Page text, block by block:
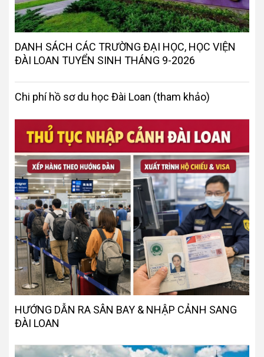
DANH SÁCH CÁC TRƯỜNG ĐẠI HỌC, HỌC VIỆN
ĐÀI LOAN TUYỂN SINH THÁNG 9-2026
Chi phí hồ sơ du học Đài Loan (tham khảo)
HƯỚNG DẪN RA SÂN BAY & NHẬP CẢNH SANG
ĐÀI LOAN